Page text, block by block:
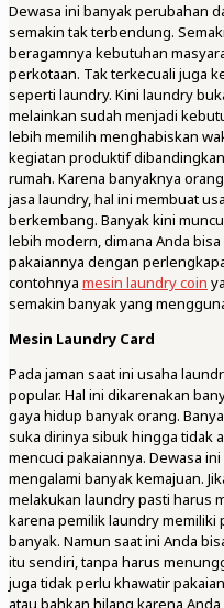
Dewasa ini banyak perubahan
semakin tak terbendung.
beragamnya kebutuhan
perkotaan. Tak terkecuali juga
seperti laundry. Kini laundry
melainkan sudah menjadi
lebih memilih menghabiskan
kegiatan produktif
rumah. Karena banyaknya
jasa laundry, hal ini membuat
berkembang. Banyak kini
lebih modern, dimana Anda
pakaiannya dengan
contohnya mesin laundry coin
semakin banyak yang
Mesin Laundry Card
Pada jaman saat ini usaha
popular. Hal ini dikarenakan
gaya hidup banyak orang.
suka dirinya sibuk hingga tidak
mencuci pakaiannya. Dewasa
mengalami banyak kemajuan.
melakukan laundry pasti harus
karena pemilik laundry memiliki
banyak. Namun saat ini Anda
itu sendiri, tanpa harus
juga tidak perlu khawatir
atau bahkan hilang karena